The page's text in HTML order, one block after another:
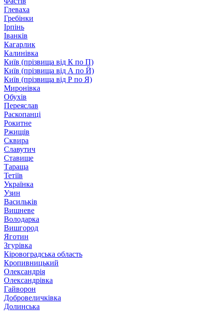
Глеваха
Гребінки
Ірпінь
Іванків
Кагарлик
Калинівка
Київ (прізвища від К по П)
Київ (прізвища від А по Й)
Київ (прізвища від Р по Я)
Миронівка
Обухів
Переяслав
Раскопанці
Рокитне
Ржищів
Сквира
Славутич
Ставище
Тараща
Тетіїв
Українка
Узин
Васильків
Вишневе
Володарка
Вишгород
Яготин
Згурівка
Кіровоградська область
Кропивницький
Олександрія
Олександрівка
Гайворон
Добровеличківка
Долинська